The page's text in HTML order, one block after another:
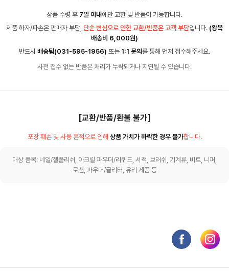
상품 수령 후 7일 이내 에만 교환 및 반품이 가능합니다.
제품 하자/파손은 판매자 부담, 단순 변심으로 인한 교환/반품은 고객 부담입니다. (왕복
배송비 6,000원)
반드시 배송팀(031-595-1956) 또는 1:1 문의 를 통해 먼저 접수해주세요.
사전 접수 없는 반품은 처리가 누락되거나 지연될 수 있습니다.
[교환/반품/환불 불가]
포장 훼손 및 사용 흔적으로 인해 상품 가치가 하락한 경우 불가합니다.
대상 품목: 네일/젤폴리쉬, 아크릴 파우더/리퀴드, 서적, 브러쉬, 기계류, 비트, 니퍼,
로션, 파우더/글리터, 유리 제품 등